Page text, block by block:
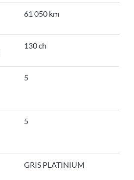
61 050 km
130 ch
5
5
GRIS PLATINIUM